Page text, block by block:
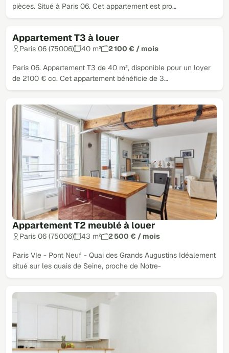
pièces. Situé à Paris 06. Cet appartement est pro…
Appartement T3 à louer
Paris 06 (75006) 40 m² 2 100 € / mois
Paris 06. Appartement T3 de 40 m², disponible pour un loyer
de 2100 € cc. Cet appartement bénéficie de 3…
Appartement T2 meublé à louer
Paris 06 (75006) 43 m² 2 500 € / mois
Paris VIe - Pont Neuf - Quai des Grands Augustins Idéalement
situé sur les quais de Seine, proche de Notre-